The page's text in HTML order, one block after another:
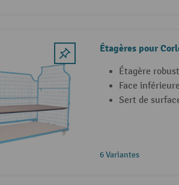
Étagères pour
Étagère
Face
Sert de
6 Variantes